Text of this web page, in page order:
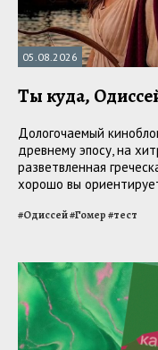
05.08.2026
Ты куда,
Дологочаемый
древнему эпосу, на
разветвленная
хорошо вы
#Одиссей#Гомер#тест